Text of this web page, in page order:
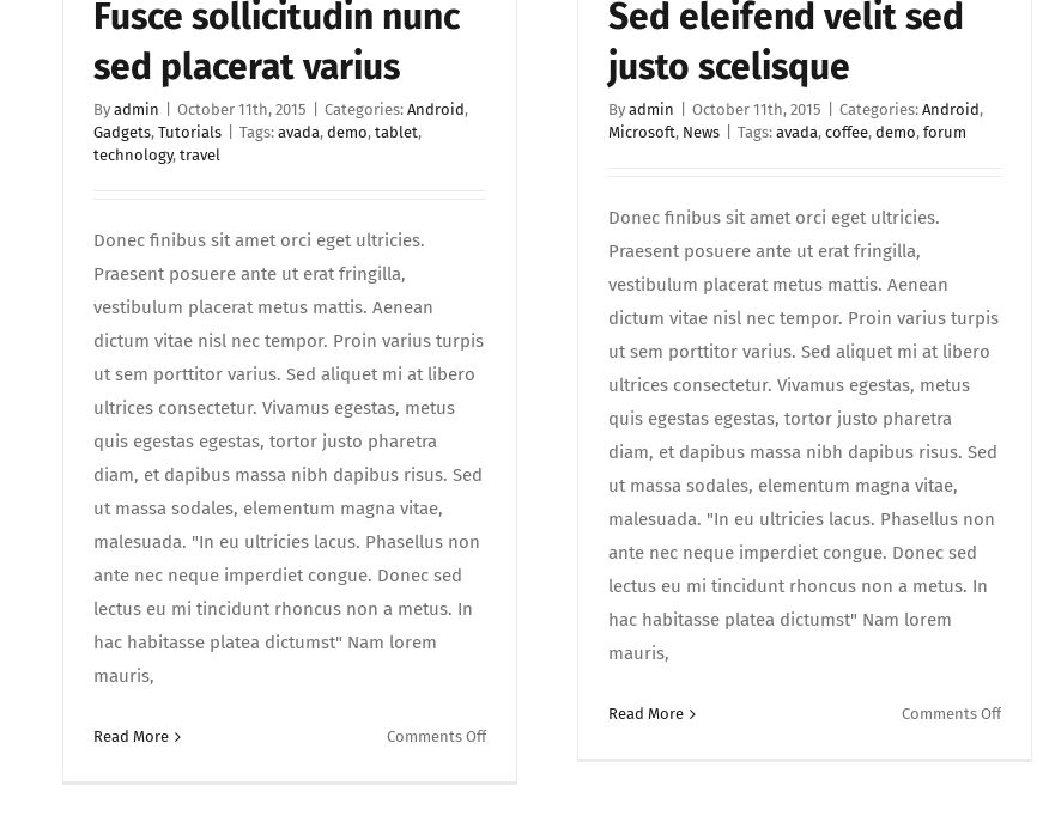
Fusce sollicitudin nunc
sed placerat varius
By admin October 11th, 2015 Categories: Android,
Gadgets, Tutorials Tags: avada, demo, tablet,
technology, travel
Donec finibus sit amet orci eget ultricies.
Praesent posuere ante ut erat fringilla,
vestibulum placerat metus mattis. Aenean
dictum vitae nisl nec tempor. Proin varius turpis
ut sem porttitor varius. Sed aliquet mi at libero
ultrices consectetur. Vivamus egestas, metus
quis egestas egestas, tortor justo pharetra
diam, et dapibus massa nibh dapibus risus. Sed
ut massa sodales, elementum magna vitae,
malesuada. "In eu ultricies lacus. Phasellus non
ante nec neque imperdiet congue. Donec sed
lectus eu mi tincidunt rhoncus non a metus. In
hac habitasse platea dictumst" Nam lorem
mauris,
Read More Comments Offon
Sed eleifend velit sed
justo scelisque
By admin October 11th, 2015 Categories: Android,
Microsoft, News Tags: avada, coffee, demo, forum
Donec finibus sit amet orci eget ultricies.
Praesent posuere ante ut erat fringilla,
vestibulum placerat metus mattis. Aenean
dictum vitae nisl nec tempor. Proin varius turpis
ut sem porttitor varius. Sed aliquet mi at libero
ultrices consectetur. Vivamus egestas, metus
quis egestas egestas, tortor justo pharetra
diam, et dapibus massa nibh dapibus risus. Sed
ut massa sodales, elementum magna vitae,
malesuada. "In eu ultricies lacus. Phasellus non
ante nec neque imperdiet congue. Donec sed
lectus eu mi tincidunt rhoncus non a metus. In
hac habitasse platea dictumst" Nam lorem
mauris,
Read More Comments Offon